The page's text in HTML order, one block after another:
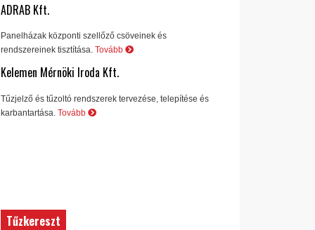
ADRAB Kft.
Panelházak központi szellőző csöveinek és
rendszereinek tisztítása. Tovább
Kelemen Mérnöki Iroda Kft.
Tűzjelző és tűzoltó rendszerek tervezése, telepítése és
karbantartása. Tovább
Tűzkereszt